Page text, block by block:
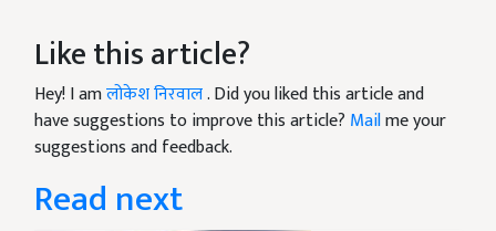
Like this article?
Hey! I amलोकेश निरवाल. Did you liked this article and
have suggestions to improve this article? Mailme your
suggestions and feedback.
Read next